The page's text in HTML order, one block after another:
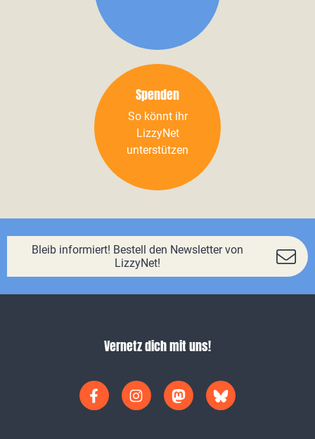
Spenden
So könnt ihr
LizzyNet
unterstützen
Bleib informiert! Bestell den Newsletter von
LizzyNet!
Vernetz dich mit uns!